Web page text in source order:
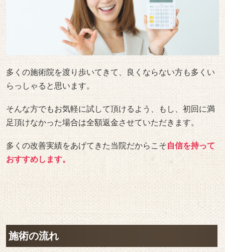
多くの施術院を渡り歩いてきて、良くならない方も多くい
らっしゃると思います。
そんな方でもお気軽に試して頂けるよう、もし、初回に満
足頂けなかった場合は全額返金させていただきます。
多くの改善実績をあげてきた当院だからこそ自信を持って
おすすめします。
施術の流れ